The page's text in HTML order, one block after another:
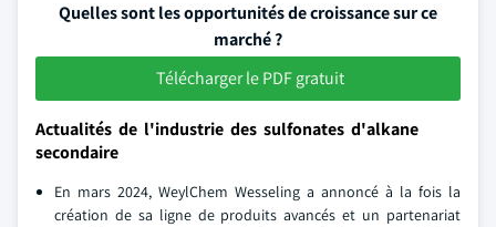
Quelles sont les opportunités de croissance sur ce
marché ?
Télécharger le PDF gratuit
Actualités de l'industrie des sulfonates d'alkane
secondaire
En mars 2024, WeylChem Wesseling a annoncé à la fois la
création de sa ligne de produits avancés et un partenariat